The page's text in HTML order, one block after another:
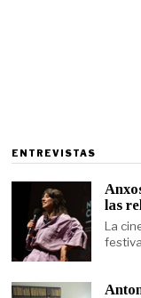
ENTREVISTAS
las
La